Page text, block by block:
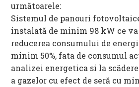
următoarele:
Sistemul de panouri
instalată de minim 98 kW ce va
reducerea consumului de
minim 50%, fata de consumul
analizei energetica si la
a gazelor cu efect de seră cu